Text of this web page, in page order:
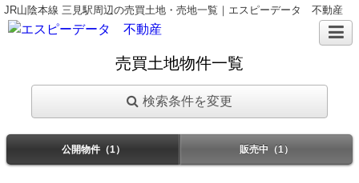
JR山陰本線 三見駅周辺の売買土地・売地一覧｜エスピーデータ 不動産
売買土地物件一覧
検索条件を変更
公開物件（1） 販売中（1）